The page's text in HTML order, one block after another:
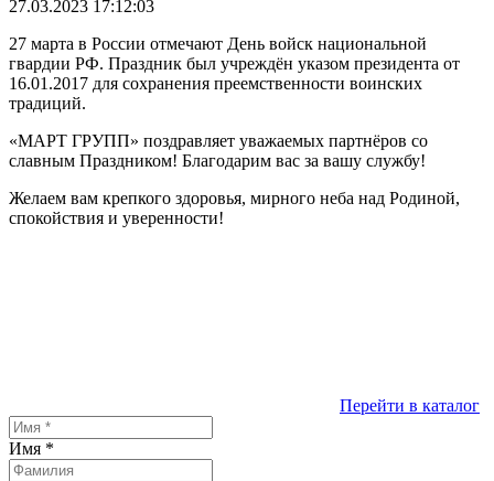
27.03.2023 17:12:03
27 марта в России отмечают День войск национальной
гвардии РФ. Праздник был учреждён указом президента от
16.01.2017 для сохранения преемственности воинских
традиций.
«МАРТ ГРУПП» поздравляет уважаемых партнёров со
славным Праздником! Благодарим вас за вашу службу!
Желаем вам крепкого здоровья, мирного неба над Родиной,
спокойствия и уверенности!
Перейти в каталог
Имя *